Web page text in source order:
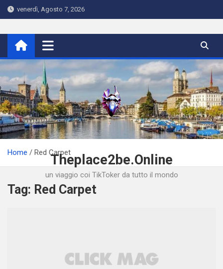
Skip
to
venerdì, Agosto 7, 2026
Theplace2be.Online
un viaggio coi TikToker da tutto il mondo
Home Red Carpet
Tag: Red Carpet